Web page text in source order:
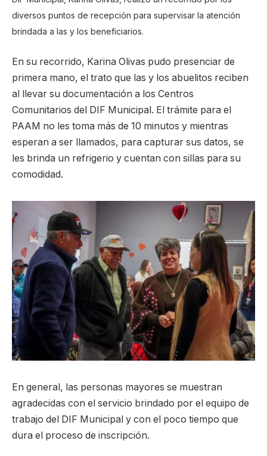
diversos puntos de recepción para supervisar la atención
brindada a las y los beneficiarios.
En su recorrido, Karina Olivas pudo presenciar de
primera mano, el trato que las y los abuelitos reciben
al llevar su documentación a los Centros
Comunitarios del DIF Municipal. El trámite para el
PAAM no les toma más de 10 minutos y mientras
esperan a ser llamados, para capturar sus datos, se
les brinda un refrigerio y cuentan con sillas para su
comodidad.
En general, las personas mayores se muestran
agradecidas con el servicio brindado por el equipo de
trabajo del DIF Municipal y con el poco tiempo que
dura el proceso de inscripción.